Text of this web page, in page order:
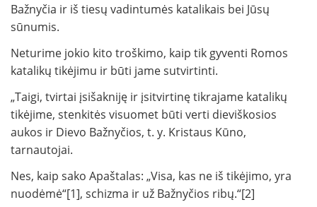
Bažnyčia ir iš tiesų vadintumės katalikais bei Jūsų
sūnumis.
Neturime jokio kito troškimo, kaip tik gyventi Romos
katalikų tikėjimu ir būti jame sutvirtinti.
„Taigi, tvirtai įsišakniję ir įsitvirtinę tikrajame katalikų
tikėjime, stenkitės visuomet būti verti dieviškosios
aukos ir Dievo Bažnyčios, t. y. Kristaus Kūno,
tarnautojai.
Nes, kaip sako Apaštalas: „Visa, kas ne iš tikėjimo, yra
nuodėmė“[1], schizma ir už Bažnyčios ribų.“[2]